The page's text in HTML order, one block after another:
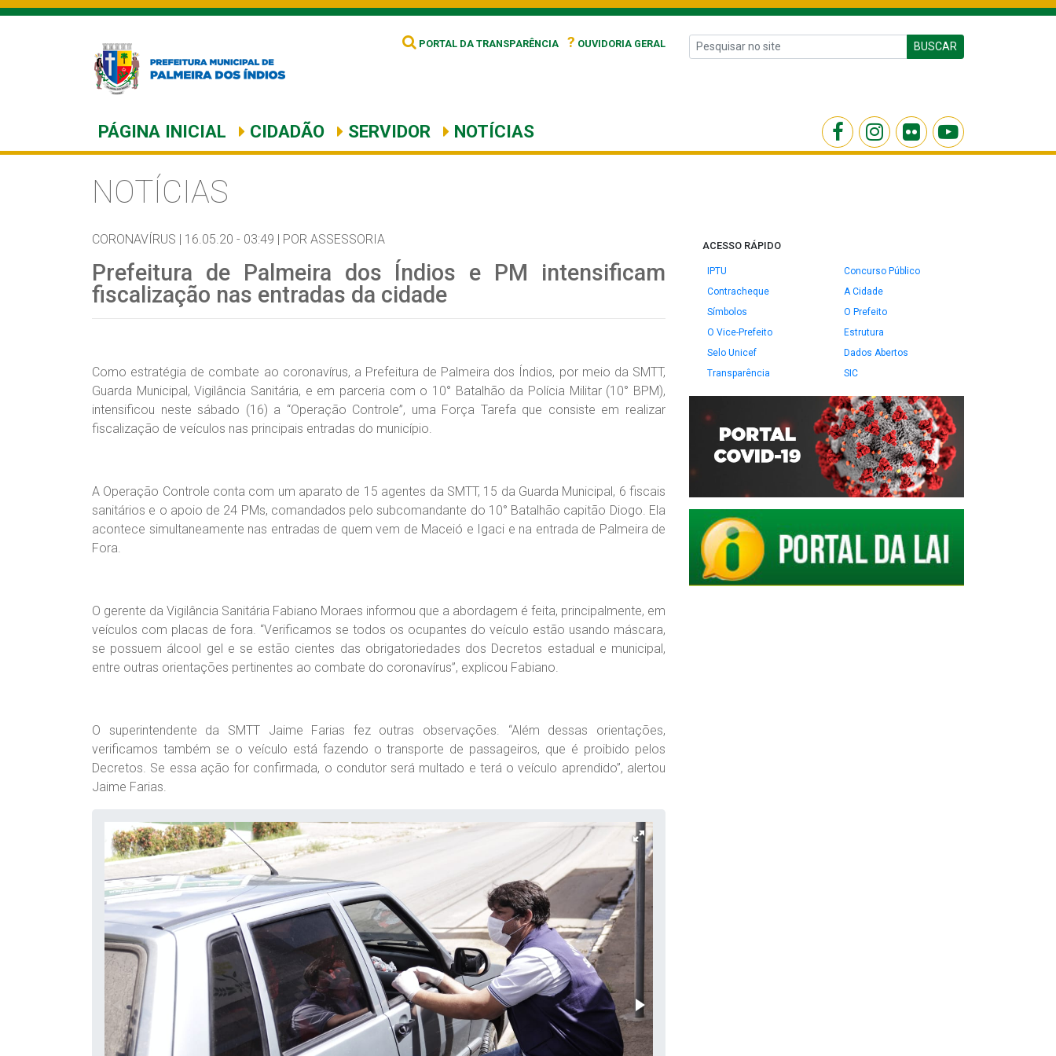
PORTAL DA TRANSPARÊNCIA ? OUVIDORIA GERAL BUSCAR
PÁGINA INICIAL CIDADÃO SERVIDOR NOTÍCIAS
NOTÍCIAS
CORONAVÍRUS | 16.05.20 - 03:49 | POR ASSESSORIA
Prefeitura de Palmeira dos Índios e PM intensificam
fiscalização nas entradas da cidade
Como estratégia de combate ao coronavírus, a Prefeitura de Palmeira dos Índios, por meio da SMTT,
Guarda Municipal, Vigilância Sanitária, e em parceria com o 10° Batalhão da Polícia Militar (10° BPM),
intensificou neste sábado (16) a “Operação Controle”, uma Força Tarefa que consiste em realizar
fiscalização de veículos nas principais entradas do município.
A Operação Controle conta com um aparato de 15 agentes da SMTT, 15 da Guarda Municipal, 6 fiscais
sanitários e o apoio de 24 PMs, comandados pelo subcomandante do 10° Batalhão capitão Diogo. Ela
acontece simultaneamente nas entradas de quem vem de Maceió e Igaci e na entrada de Palmeira de
Fora.
O gerente da Vigilância Sanitária Fabiano Moraes informou que a abordagem é feita, principalmente, em
veículos com placas de fora. “Verificamos se todos os ocupantes do veículo estão usando máscara,
se possuem álcool gel e se estão cientes das obrigatoriedades dos Decretos estadual e municipal,
entre outras orientações pertinentes ao combate do coronavírus”, explicou Fabiano.
O superintendente da SMTT Jaime Farias fez outras observações. “Além dessas orientações,
verificamos também se o veículo está fazendo o transporte de passageiros, que é proibido pelos
Decretos. Se essa ação for confirmada, o condutor será multado e terá o veículo aprendido”, alertou
Jaime Farias.
ACESSO RÁPIDO
IPTU
Concurso Público
Contracheque
A Cidade
Símbolos
O Prefeito
O Vice-Prefeito
Estrutura
Selo Unicef
Dados Abertos
Transparência
SIC